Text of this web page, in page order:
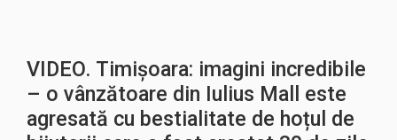
VIDEO. Timișoara: imagini incredibile
– o vânzătoare din Iulius Mall este
agresată cu bestialitate de hoțul de